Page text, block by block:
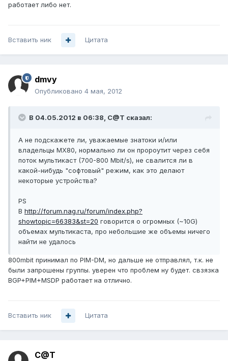
работает либо нет.
Вставить ник Цитата
dmvy
Опубликовано 4 мая, 2012
В 04.05.2012 в 06:38, C@T сказал:
А не подскажете ли, уважаемые знатоки и/или
владельцы MX80, нормально ли он пророутит через себя
поток мультикаст (700-800 Mbit/s), не свалится ли в
какой-нибудь "софтовый" режим, как это делают
некоторые устройства?
PS
В http://forum.nag.ru/forum/index.php?
showtopic=66383&st=20 говорится о огромных (~10G)
объемах мультикаста, про небольшие же объемы ничего
найти не удалось
800mbit принимал по PIM-DM, но дальше не отправлял, т.к. не
были запрошены группы. уверен что проблем ну будет. свзязка
BGP+PIM+MSDP работает на отлично.
Вставить ник Цитата
C@T